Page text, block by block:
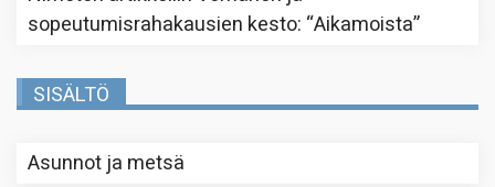
sopeutumisrahakausien kesto: “Aikamoista”
SISÄLTÖ
Asunnot ja metsä